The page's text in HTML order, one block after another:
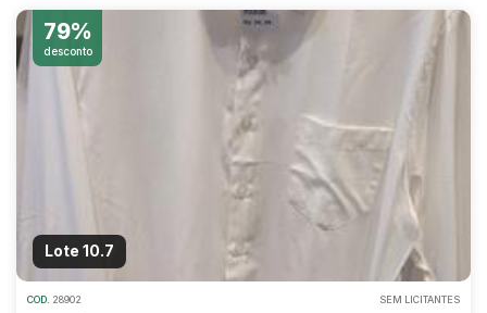
79%
desconto
Lote 10.7
COD. 28902 SEM LICITANTES